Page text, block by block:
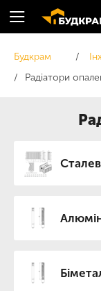
Будкрам
Радіатори